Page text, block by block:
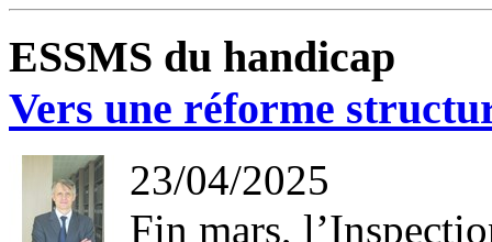
ESSMS du handicap
Vers une réforme
23/04/2025
Fin mars,